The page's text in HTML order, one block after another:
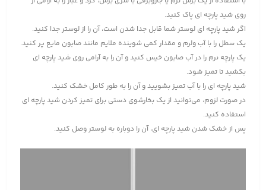
روی شید پارچه ای پاک کنید.
اگر شید پارچه ای لوستر شما قابل جدا شدن است، آن را از لوستر جدا کنید.
یک سطل را با آب ولرم و مقدار کمی شوینده ملایم مانند صابون مایع پر کنید.
یک پارچه نرم را در آب صابون خیس کنید و آن را به آرامی روی شید پارچه ای
بکشید تا تمیز شود.
شید پارچه ای را با آب تمیز بشویید و آن را به طور کامل خشک کنید.
در صورت لزوم، می‌توانید از یک بخارشوی دستی برای تمیز کردن شید پارچه ای
استفاده کنید.
پس از خشک شدن شید پارچه ای، آن را دوباره به لوستر وصل کنید.